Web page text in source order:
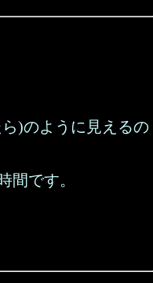
)のように見えるの
間です。